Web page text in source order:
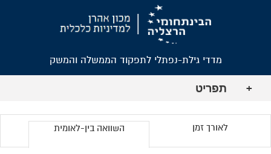
מדדי גילת-נפתלי לתפקוד הממשלה והמשק
+ תפריט
לאורך זמן השוואה בין-לאומית